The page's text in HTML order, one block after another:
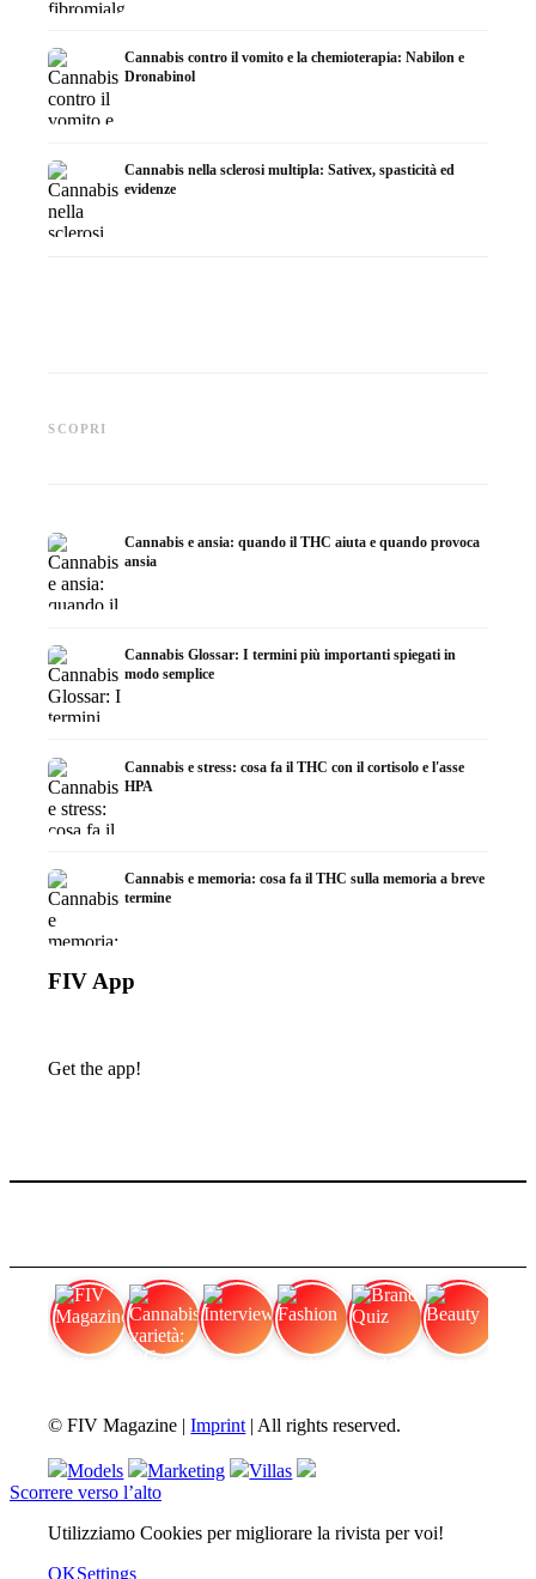
Cannabis contro il vomito e la chemioterapia: Nabilon e
Dronabinol
Cannabis nella sclerosi multipla: Sativex, spasticità ed
evidenze
SCOPRI
ricerca
Cannabis e ansia: quando il THC aiuta e quando provoca
ansia
Cannabis Glossar: I termini più importanti spiegati in
modo semplice
Cannabis e stress: cosa fa il THC con il cortisolo e l'asse
HPA
Cannabis e memoria: cosa fa il THC sulla memoria a breve
termine
FIV App
Get the app!
© FIV Magazine |Imprint | All rights reserved.
Models Marketing
Villas
Scorrere verso l’alto
Utilizziamo Cookies per migliorare la rivista per voi!
OKSettings